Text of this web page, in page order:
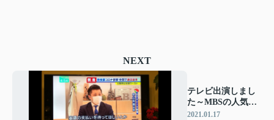
NEXT
テレビ出演しまし
た～MBSの人気ニ
ュース番組『News
2021.01.17